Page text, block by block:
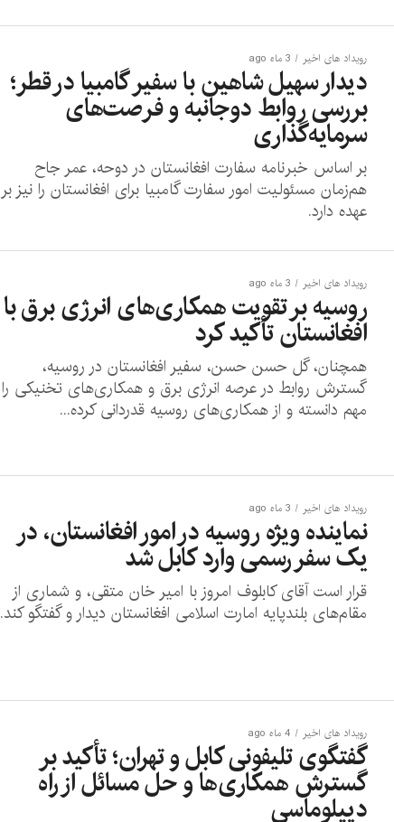
رویداد های اخیر 3 ماه ago
دیدار سهیل شاهین با سفیر گامبیا در قطر؛
بررسی روابط دوجانبه و فرصت‌های
سرمایه‌گذاری
بر اساس خبرنامه سفارت افغانستان در دوحه، عمر جاح
هم‌زمان مسئولیت امور سفارت گامبیا برای افغانستان را نیز بر
عهده دارد.
رویداد های اخیر 3 ماه ago
روسیه بر تقویت همکاری‌های انرژی برق با
افغانستان تأکید کرد
همچنان، گل حسن حسن، سفیر افغانستان در روسیه،
گسترش روابط در عرصه انرژی برق و همکاری‌های تخنیکی را
مهم دانسته و از همکاری‌های روسیه قدردانی کرده...
رویداد های اخیر 3 ماه ago
نماینده ویژه روسیه در امور افغانستان، در
یک سفر رسمی وارد کابل شد
قرار است آقای کابلوف امروز با امیر خان متقی، و شماری از
مقام‌های بلندپایه امارت اسلامی افغانستان دیدار و گفتگو کند.
رویداد های اخیر 4 ماه ago
گفتگوی تلیفونی کابل و تهران؛ تأکید بر
گسترش همکاری‌ها و حل مسائل از راه
دیپلوماسی